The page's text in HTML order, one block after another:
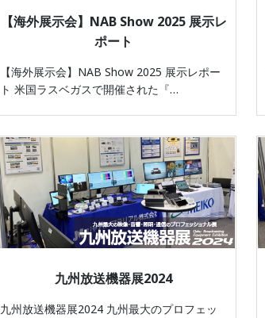
【海外展示会】NAB Show 2025 展示レ
ポート
【海外展示会】NAB Show 2025 展示レポー
ト 米国ラスベガスで開催された『…
九州放送機器展2024
九州放送機器展2024 九州最大のプロフェッ